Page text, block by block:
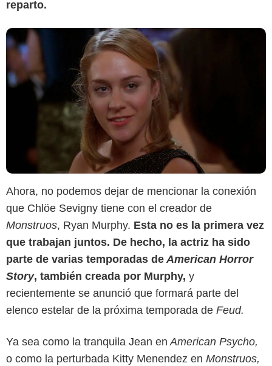
reparto.
Ahora, no podemos dejar de mencionar la conexión
que Chlöe Sevigny tiene con el creador de
Monstruos, Ryan Murphy. Esta no es la primera vez
que trabajan juntos. De hecho, la actriz ha sido
parte de varias temporadas deAmerican Horror
Story, también creada por Murphy, y
recientemente se anunció que formará parte del
elenco estelar de la próxima temporada de Feud.
Ya sea como la tranquila Jean en American Psycho,
o como la perturbada Kitty Menendez en Monstruos,